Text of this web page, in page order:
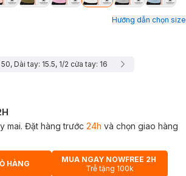
Hướng dẫn chọn size
Dài tay: 15.5, 1/2 cửa tay: 16
mai. Đặt hàng trước 24h và chọn giao hàng
PLUS ICON
HÀNG
MUA NGAY NOWFREE 2H
Trễ tặng 100k